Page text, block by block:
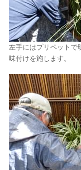
左手にはプリペットで
味付けを施します。